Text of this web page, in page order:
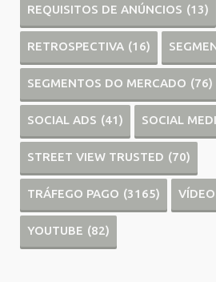
REQUISITOS DE ANÚNCIOS (13)
RETROSPECTIVA (16)
SEGMENTOS DO MERCADO (76)
SOCIAL ADS (41) SOCIAL
STREET VIEW TRUSTED (70)
TRÁFEGO PAGO (3165)
YOUTUBE (82)